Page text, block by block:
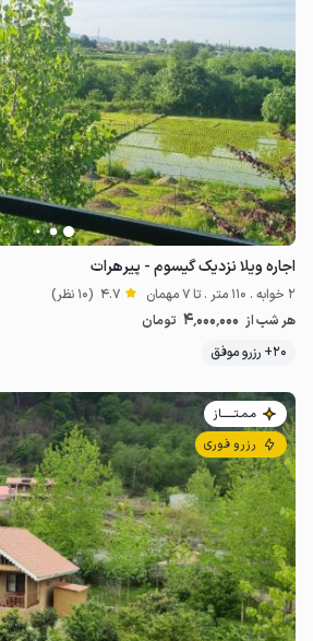
اجاره ویلا نزدیک گیسوم - پیرهرات
2 خوابه . 110 متر . تا 7 مهمان 4.7 (10 نظر)
هر شب از 4٬000٬000 تومان
20+ رزرو موفق
مـمـتــــــاز
رزرو فوری